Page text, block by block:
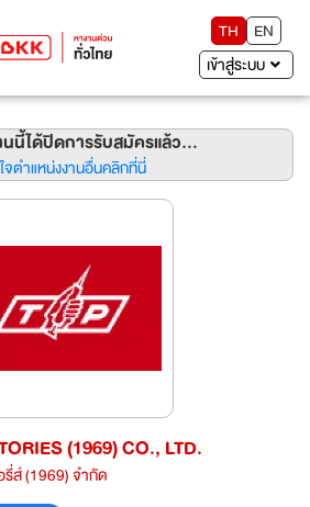
TH
EN
เข้าสู่ระบบ
นนี้ได้ปิดการรับสมัครแล้ว...
จตำแหน่งงานอื่นคลิกที่นี่
(1969) CO., LTD.
ส์ (1969) จำกัด